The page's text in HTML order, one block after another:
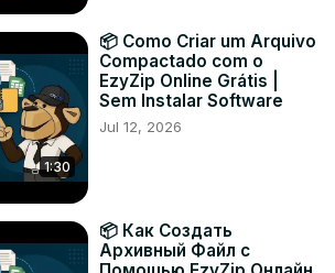
1:30
📦 Como Criar um Arquivo
Compactado com o
EzyZip Online Grátis |
Sem Instalar Software
Jul 12, 2026
📦 Как Создать
Архивный Файл с